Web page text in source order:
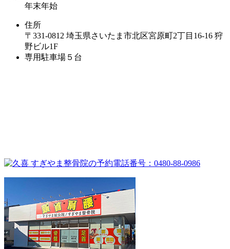
年末年始
住所
〒331-0812 埼玉県さいたま市北区宮原町2丁目16-16 狩
野ビル1F
専用駐車場５台